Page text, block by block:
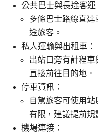
公共巴士與長途客運
多條巴士路線直
途旅客。
私人運輸與出租車：
出站口旁有計程
直接前往目的地。
停車資訊：
自駕旅客可使用
有限，建議提前規
機場連接：